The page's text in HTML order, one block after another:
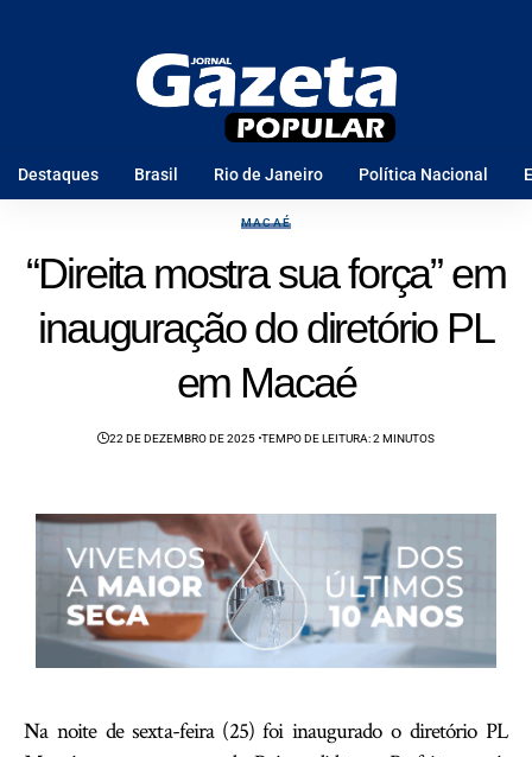
Destaques Brasil Rio de Janeiro Política Nacional
MACAÉ
“Direita mostra sua força” em
inauguração do diretório PL
em Macaé
22 DE DEZEMBRO DE 2025 TEMPO DE LEITURA: 2 MINUTOS
Na noite de sexta-feira (25) foi inaugurado o diretório PL